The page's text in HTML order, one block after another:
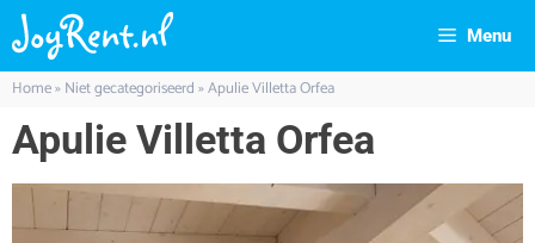
Menu
Home»Niet gecategoriseerd»Apulie Villetta Orfea
Apulie Villetta Orfea